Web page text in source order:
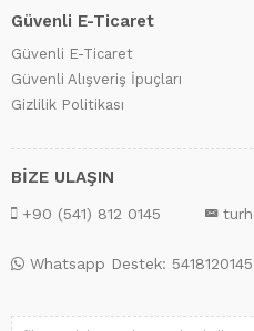
Güvenli E-Ticaret
Güvenli E-Ticaret
Güvenli Alışveriş İpuçları
Gizlilik Politikası
BİZE ULAŞIN
+90 (541) 812 0145
Whatsapp Destek: 5418120145